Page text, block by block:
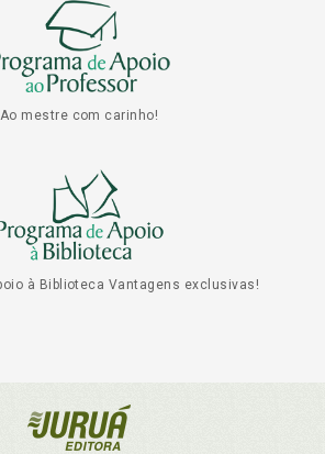
Ao mestre com carinho!
à Biblioteca Vantagens exclusivas!